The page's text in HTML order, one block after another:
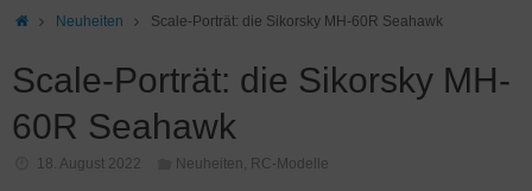
StartNeuheiten Scale-Porträt: die Sikorsky MH-60R Seahawk
Scale-Porträt: die Sikorsky MH-
60R Seahawk
18. August 2022 Neuheiten, RC-Modelle